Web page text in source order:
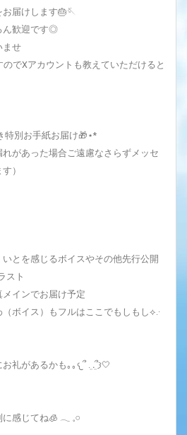
届けします🎂🪡
ん歓迎です◎
ませ
のでXアカウントも教えていただけると
特別お手紙お届け🎁⋆*
れがあった場合ご遠慮なさらずメッセ
）
とを感じるボイスやその他先行公開
スト
インでお届け予定
ボイス）もフルはここでもしもし⟡.·
活動記念日などにはさらにお礼があるかも｡｡𐔌՞ ܸ. .ܸ՞𐦯‎🤍
に感じてね🧊 𓂃 𓈒𓏸